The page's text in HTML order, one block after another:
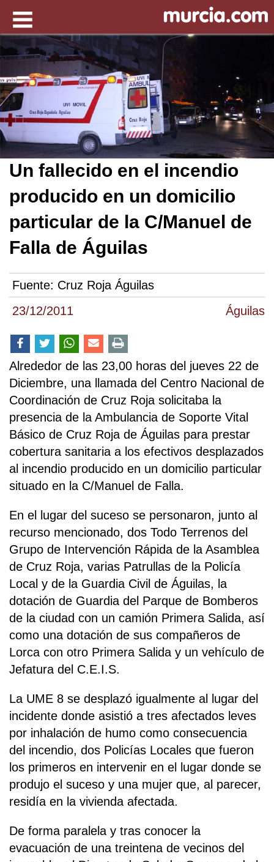
23/12/2011 Águilas
Un fallecido en el incendio
producido en un domicilio
particular de la C/Manuel de
Falla de Águilas
Fuente: Cruz Roja Águilas
Alrededor de las 23,00 horas del jueves 22 de
Diciembre, una llamada del Centro Nacional de
Coordinación de Cruz Roja solicitaba la
presencia de la Ambulancia de Soporte Vital
Básico de Cruz Roja de Águilas para prestar
cobertura sanitaria a los efectivos desplazados
al incendio producido en un domicilio particular
situado en la C/Manuel de Falla.
En el lugar del suceso se personaron, junto al
recurso mencionado, dos Todo Terrenos del
Grupo de Intervención Rápida de la Asamblea
de Cruz Roja, varias Patrullas de la Policía
Local y de la Guardia Civil de Águilas, la
dotación de Guardia del Parque de Bomberos
de la ciudad con un camión Primera Salida, así
como una dotación de sus compañeros de
Lorca con otro Primera Salida y un vehículo de
Jefatura del C.E.I.S.
La UME 8 se desplazó igualmente al lugar del
incidente donde asistió a tres afectados leves
por inhalación de humo como consecuencia
del incendio, dos Policías Locales que fueron
los primeros en intervenir en el lugar donde se
produjo el suceso y una mujer que, al parecer,
residía en la vivienda afectada.
De forma paralela y tras conocer la
evacuación de una treintena de vecinos del